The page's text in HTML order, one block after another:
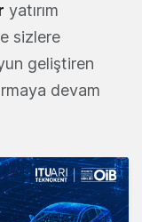
yatırım
sizlere
geliştiren
devam